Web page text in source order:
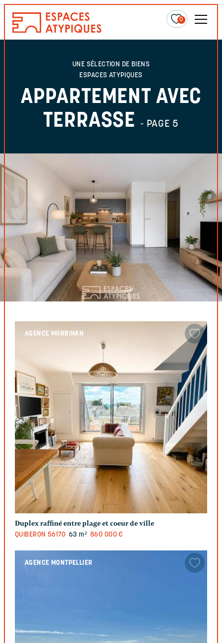
0
UNE SÉLECTION DE BIENS
ESPACES ATYPIQUES
APPARTEMENT AVEC
TERRASSE - PAGE 5
AGENCE MORBIHAN
Duplex raffiné entre plage et coeur de ville
QUIBERON 56170 63 m² 860 000 €
AGENCE MONTPELLIER